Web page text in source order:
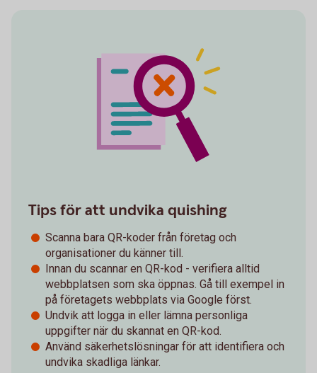
Tips för att undvika quishing
Scanna bara QR-koder från företag och
organisationer du känner till.
Innan du scannar en QR-kod - verifiera alltid
webbplatsen som ska öppnas. Gå till exempel in
på företagets webbplats via Google först.
Undvik att logga in eller lämna personliga
uppgifter när du skannat en QR-kod.
Använd säkerhetslösningar för att identifiera och
undvika skadliga länkar.